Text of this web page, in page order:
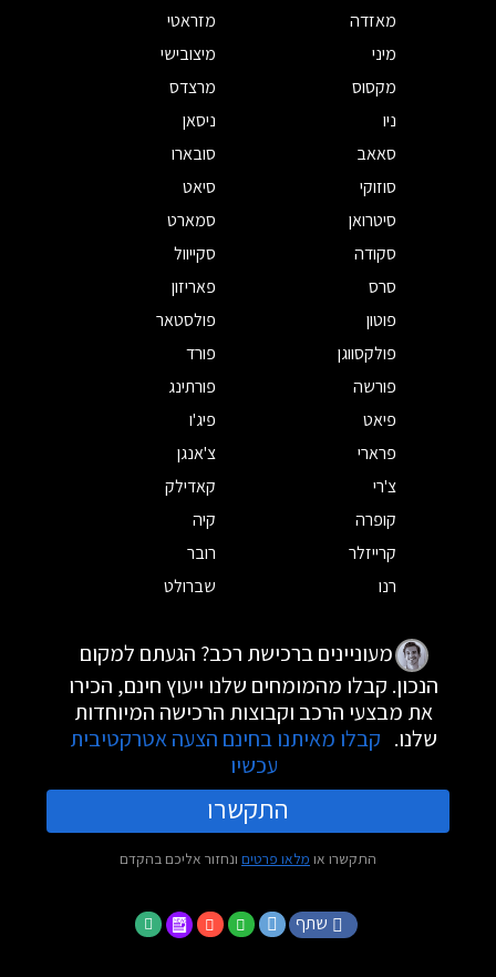
מאזדה
מזראטי
מיני
מיצובישי
מקסוס
מרצדס
ניו
ניסאן
סאאב
סובארו
סוזוקי
סיאט
סיטרואן
סמארט
סקודה
סקייוול
סרס
פאריזון
פוטון
פולסטאר
פולקסווגן
פורד
פורשה
פורתינג
פיאט
פיג'ו
פרארי
צ'אנגן
צ'רי
קאדילק
קופרה
קיה
קרייזלר
רובר
רנו
שברולט
מעוניינים ברכישת רכב? הגעתם למקום
הנכון. קבלו מהמומחים שלנו ייעוץ חינם, הכירו
את מבצעי הרכב וקבוצות הרכישה המיוחדות
שלנו. קבלו מאיתנו בחינם הצעה אטרקטיבית
עכשיו
התקשרו
התקשרו או מלאו פרטים ונחזור אליכם בהקדם
שתף